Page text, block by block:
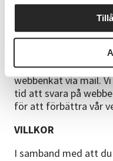
vilken rabatt du är
STARTStartar vid
grupp
ENKÄTDu kommer i
webbenkät via mail.
tid att svara på
för att förbättra vår
VILLKOR
I samband med att